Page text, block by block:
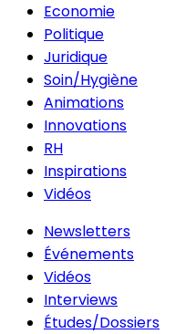
Economie
Politique
Juridique
Soin/Hygiène
Animations
Innovations
RH
Inspirations
Vidéos
Newsletters
Événements
Vidéos
Interviews
Études/Dossiers